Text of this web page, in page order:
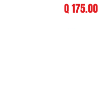
Precio
Q 175.00